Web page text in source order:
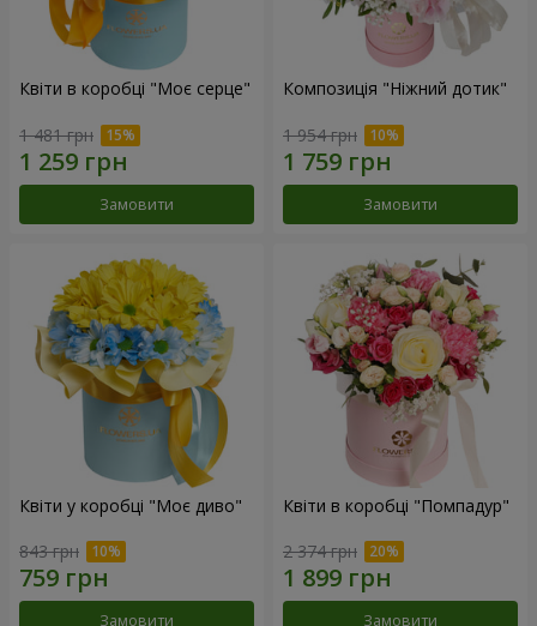
Квіти в коробці "Моє серце"
1 481 грн
Замовити
Композиція "Ніжний дотик"
1 954 грн
Замовити
Квіти у коробці "Моє диво"
843 грн
Замовити
Квіти в коробці "Помпадур"
2 374 грн
Замовити